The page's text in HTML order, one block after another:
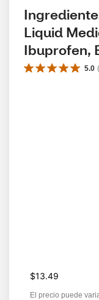
Liquid
Ibuprofen,
5.0 (
$13.49
El precio puede